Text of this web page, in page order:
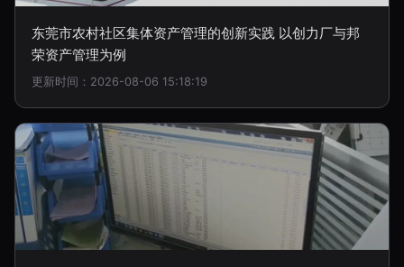
东莞市农村社区集体资产管理的创新实践 以创力厂与邦
荣资产管理为例
更新时间：2026-08-06 15:18:19